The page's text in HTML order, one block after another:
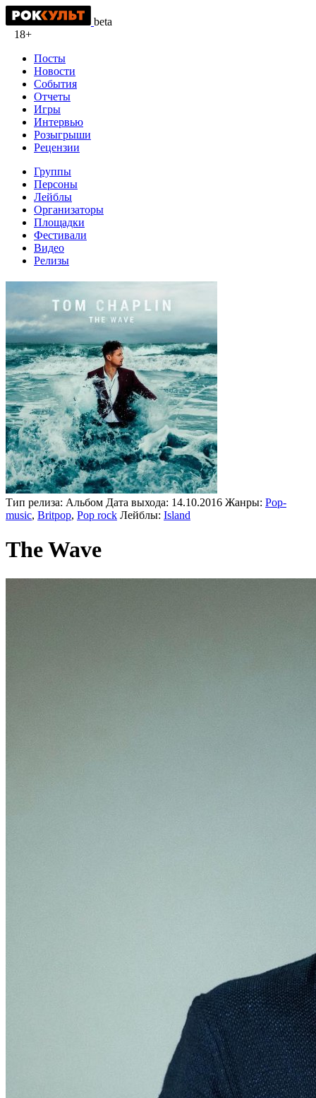
beta
18+
Посты
Новости
События
Отчеты
Игры
Интервью
Розыгрыши
Рецензии
Группы
Персоны
Лейблы
Организаторы
Площадки
Фестивали
Видео
Релизы
Тип релиза: Альбом Дата выхода: 14.10.2016 Жанры: Pop-
music, Britpop, Pop rock Лейблы: Island
The Wave